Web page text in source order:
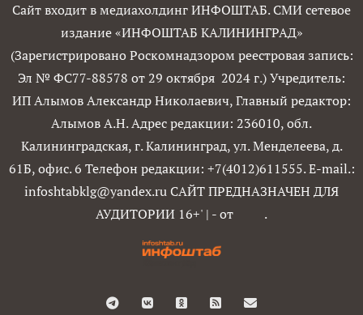
Сайт входит в медиахолдинг ИНФОШТАБ. СМИ сетевое
издание «ИНФОШТАБ КАЛИНИНГРАД»
(Зарегистрировано Роскомнадзором реестровая запись:
Эл № ФС77-88578 от 29 октября 2024 г.) Учредитель:
ИП Алымов Александр Николаевич, Главный редактор:
Алымов А.Н. Адрес редакции: 236010, обл.
Калининградская, г. Калининград, ул. Менделеева, д.
61Б, офис. 6 Телефон редакции: +7(4012)611555. E-mail.:
infoshtabklg@yandex.ru САЙТ ПРЕДНАЗНАЧЕН ДЛЯ
АУДИТОРИИ 16+' | - от .